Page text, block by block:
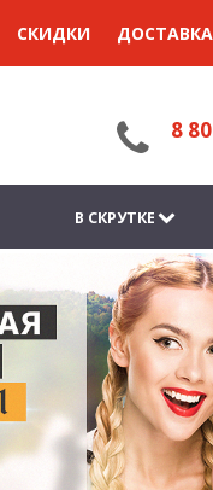
СКИДКИ ДОСТАВКА
8
В СКРУТКЕ